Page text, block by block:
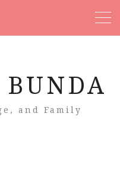
and Family